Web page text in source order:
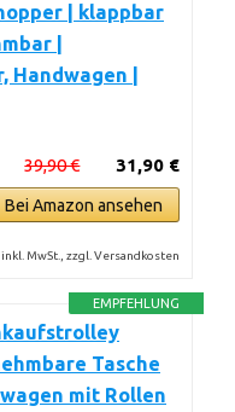
| klappbar
|
Handwagen |
31,90 €
39,90 €
Bei Amazon ansehen
inkl. MwSt., zzgl. Versandkosten
EMPFEHLUNG
Tasche
mit Rollen